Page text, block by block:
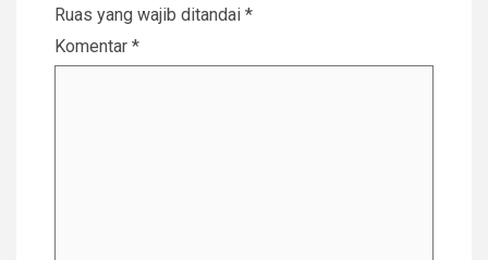
Ruas yang wajib ditandai *
Komentar *